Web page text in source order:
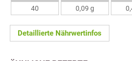
40
0,09 g
Detaillierte Nährwertinfos